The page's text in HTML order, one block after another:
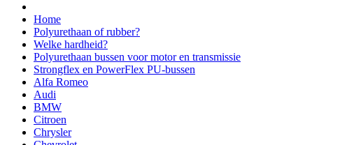
Home
Polyurethaan of rubber?
Welke hardheid?
Polyurethaan bussen voor motor en transmissie
Strongflex en PowerFlex PU-bussen
Alfa Romeo
Audi
BMW
Citroen
Chrysler